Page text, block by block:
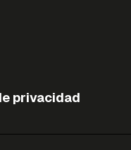
privacidad